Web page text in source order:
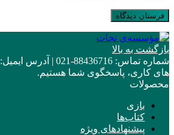
بازگشت به بالا
شماره تماس: 88436716-021
| آدرس ایمیل:
های کاری، پاسخگوی شما هستیم.
محصولات
بازی
کتاب‌ها
پیشنهادهای ویژه